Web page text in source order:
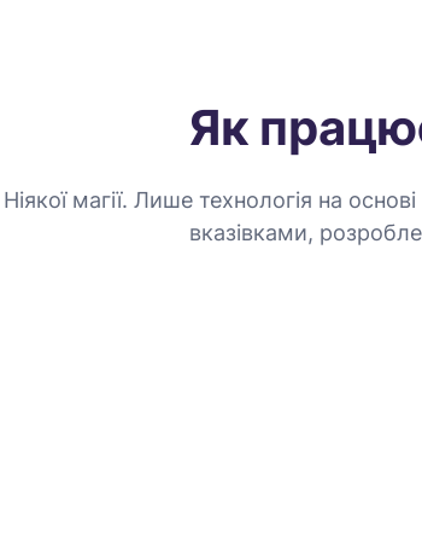
Як
Ніякої магії. Лише технологія на
вказівками,